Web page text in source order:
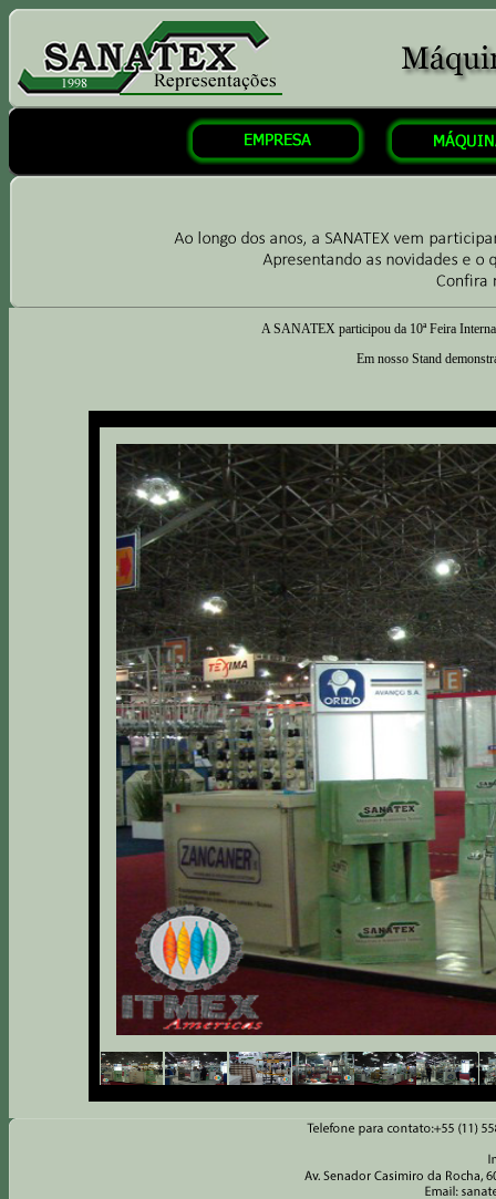
A SANATEX participou da 10ª Feira
Em nosso Stand